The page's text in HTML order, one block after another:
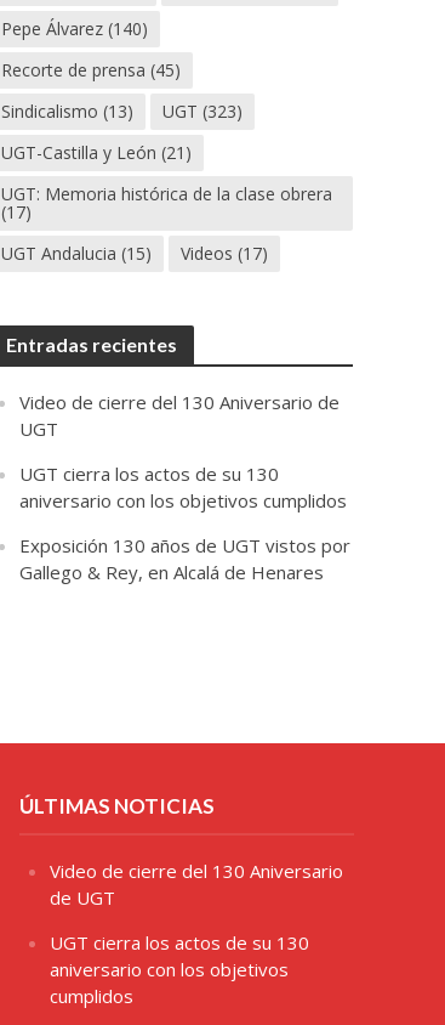
Pepe Álvarez (140)
Recorte de prensa (45)
Sindicalismo (13) UGT (323)
UGT-Castilla y León (21)
UGT: Memoria histórica de la clase obrera
(17)
UGT Andalucia (15) Videos (17)
Entradas recientes
Video de cierre del 130 Aniversario de
UGT
UGT cierra los actos de su 130
aniversario con los objetivos cumplidos
Exposición 130 años de UGT vistos por
Gallego & Rey, en Alcalá de Henares
ÚLTIMAS NOTICIAS
Video de cierre del 130 Aniversario
de UGT
UGT cierra los actos de su 130
aniversario con los objetivos
cumplidos